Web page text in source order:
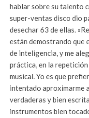
hablar sobre su talento
super-ventas disco dio
desechar 63 de ellas.
están demostrando que
de inteligencia, y me
práctica, en la
musical. Yo es que
intentado aproximarme
verdaderas y bien
instrumentos bien